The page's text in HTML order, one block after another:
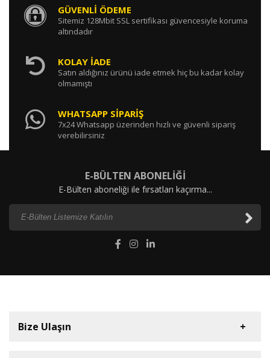
GÜVENLİ ÖDEME
Sitemiz 128Mbit SSL sertifikası güvencesiyle koruma
altındadır
KOLAY İADE
Satın aldığınız ürünü iade etmek hiç bu kadar kolay
olmamıştı
WHATSAPP SİPARİŞ
7x24 Whatsapp üzerinden hızlı ve güvenli sipariş
verebilirsiniz
E-BÜLTEN ABONELİĞİ
E-Bülten aboneliği ile fırsatları kaçırma...
Bize Ulaşın